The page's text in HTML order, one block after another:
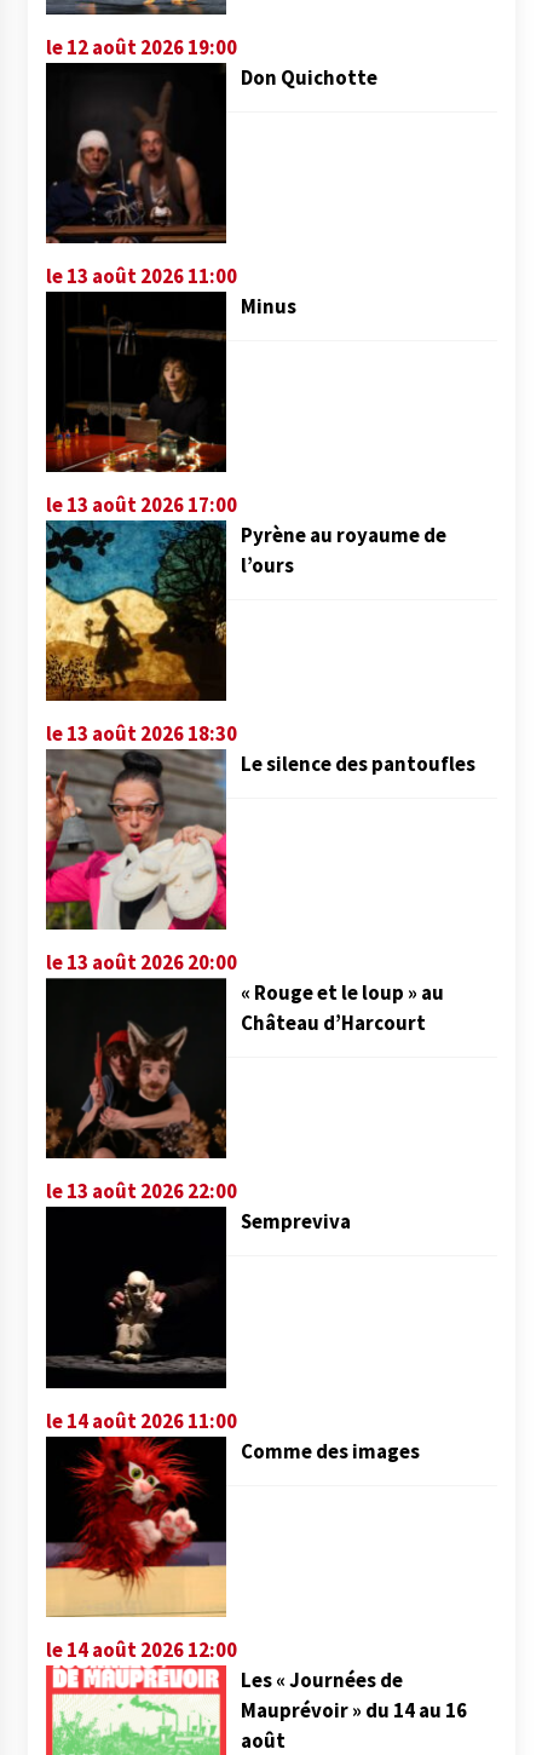
le 12 août 2026 19:00
Don Quichotte
le 13 août 2026 11:00
Minus
le 13 août 2026 17:00
Pyrène au royaume de
l’ours
le 13 août 2026 18:30
Le silence des pantoufles
le 13 août 2026 20:00
« Rouge et le loup » au
Château d’Harcourt
le 13 août 2026 22:00
Sempreviva
le 14 août 2026 11:00
Comme des images
le 14 août 2026 12:00
Les « Journées de
Mauprévoir » du 14 au 16
août